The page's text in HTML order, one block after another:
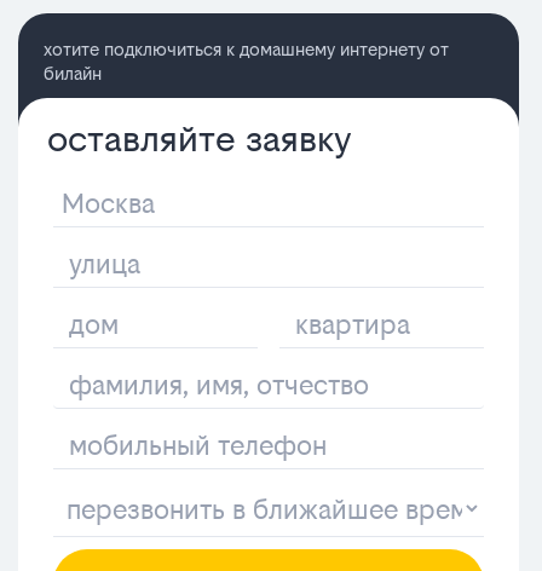
хотите подключиться к домашнему интернету от
билайн
оставляйте заявку